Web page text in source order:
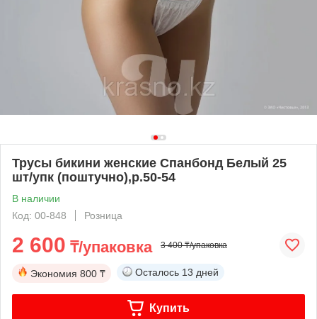
Трусы бикини женские Спанбонд Белый 25
шт/упк (поштучно),р.50-54
В наличии
Код: 00-848
Розница
2 600 ₸/упаковка 3 400 ₸/упаковка
Экономия 800 ₸ Осталось 13 дней
Купить